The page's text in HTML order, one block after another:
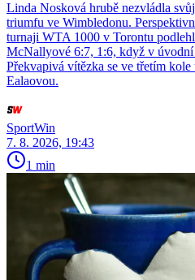
Linda Nosková hrubě nezvládla
triumfu ve Wimbledonu.
turnaji WTA 1000 v Torontu
McNallyové 6:7, 1:6, když v úvodní
Překvapivá vítězka se ve třetím
Ealaovou.
SportWin
7. 8. 2026, 19:43
1 min